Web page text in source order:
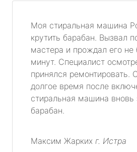
Моя стиральная машина
крутить барабан. Вызвал
мастера и прождал его не
минут. Специалист
принялся ремонтировать.
долгое время после
стиральная машина вновь
барабан.
Максим Жарких г. Истра